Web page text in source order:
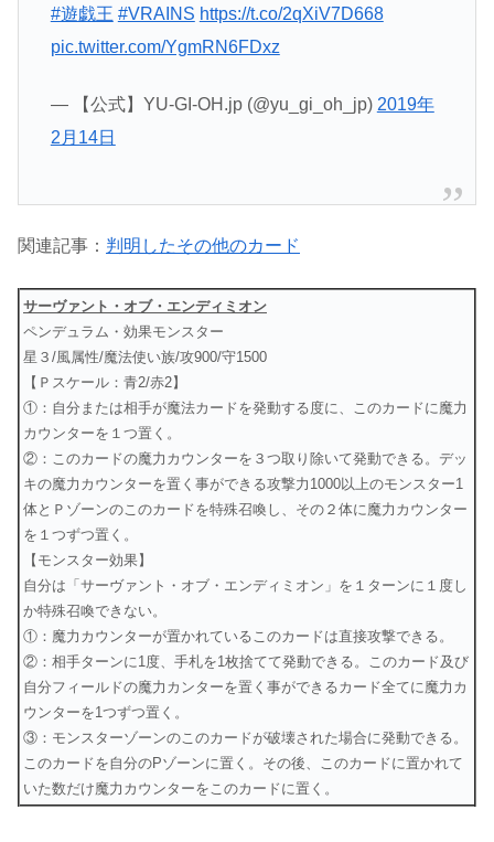
#遊戯王 #VRAINS https://t.co/2qXiV7D668
pic.twitter.com/YgmRN6FDxz
— 【公式】YU-GI-OH.jp (@yu_gi_oh_jp) 2019年
2月14日
関連記事： 判明したその他のカード
サーヴァント・オブ・エンディミオン
ペンデュラム・効果モンスター
星３/風属性/魔法使い族/攻900/守1500
【Ｐスケール：青2/赤2】
①：自分または相手が魔法カードを発動する度に、このカードに魔力
カウンターを１つ置く。
②：このカードの魔力カウンターを３つ取り除いて発動できる。デッ
キの魔力カウンターを置く事ができる攻撃力1000以上のモンスター1
体とＰゾーンのこのカードを特殊召喚し、その２体に魔力カウンター
を１つずつ置く。
【モンスター効果】
自分は「サーヴァント・オブ・エンディミオン」を１ターンに１度し
か特殊召喚できない。
①：魔力カウンターが置かれているこのカードは直接攻撃できる。
②：相手ターンに1度、手札を1枚捨てて発動できる。このカード及び
自分フィールドの魔力カンターを置く事ができるカード全てに魔力カ
ウンターを1つずつ置く。
③：モンスターゾーンのこのカードが破壊された場合に発動できる。
このカードを自分のPゾーンに置く。その後、このカードに置かれて
いた数だけ魔力カウンターをこのカードに置く。